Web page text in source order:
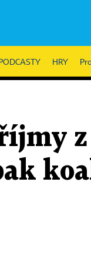
PODCASTY HRY
z